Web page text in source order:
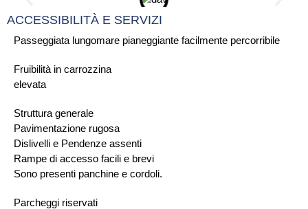
Passeggiata lungomare pianeggiante facilmente percorribile
Fruibilità in carrozzina
elevata
Struttura generale
Pavimentazione rugosa
Dislivelli e Pendenze assenti
Rampe di accesso facili e brevi
Sono presenti panchine e cordoli.
Parcheggi riservati
ACCESSIBILITÀ E SERVIZI